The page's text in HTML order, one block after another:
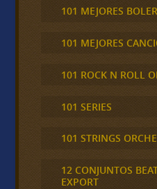
101 MEJORES
101 MEJORES
101 ROCK N ROLL
101 SERIES
101 STRINGS
12 CONJUNTOS
EXPORT